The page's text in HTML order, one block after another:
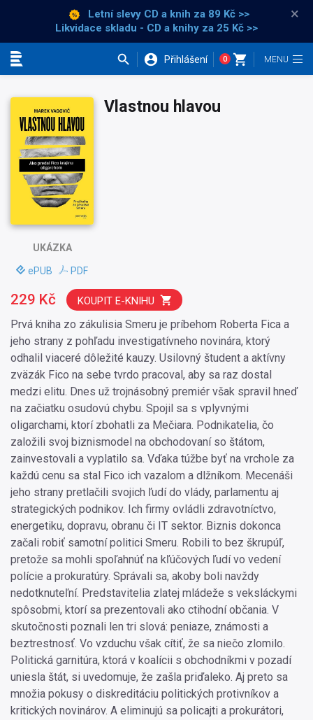
Letní slevy CD a knih za 89 Kč >>
Likvidace skladu - CD a knihy za 25 Kč >>
×
Přihlášení 0
UKÁZKA
ePUB PDF
Vlastnou hlavou
Prvá kniha zo zákulisia Smeru je príbehom Roberta Fica a
jeho strany z pohľadu investigatívneho novinára, ktorý
odhalil viaceré dôležité kauzy. Usilovný študent a aktívny
zväzák Fico na sebe tvrdo pracoval, aby sa raz dostal
medzi elitu. Dnes už trojnásobný premiér však spravil hneď
na začiatku osudovú chybu. Spojil sa s vplyvnými
oligarchami, ktorí zbohatli za Mečiara. Podnikatelia, čo
založili svoj biznismodel na obchodovaní so štátom,
zainvestovali a vyplatilo sa. Vďaka túžbe byť na vrchole za
každú cenu sa stal Fico ich vazalom a dlžníkom. Mecenáši
jeho strany pretlačili svojich ľudí do vlády, parlamentu aj
strategických podnikov. Ich firmy ovládli zdravotníctvo,
energetiku, dopravu, obranu či IT sektor. Biznis dokonca
začali robiť samotní politici Smeru. Robili to bez škrupúľ,
pretože sa mohli spoľahnúť na kľúčových ľudí vo vedení
polície a prokuratúry. Správali sa, akoby boli navždy
nedotknuteľní. Predstavitelia zlatej mládeže s veksláckymi
spôsobmi, ktorí sa prezentovali ako ctihodní občania. V
skutočnosti poznali len tri slová: peniaze, známosti a
beztrestnosť. Vo vzduchu však cítiť, že sa niečo zlomilo.
Politická garnitúra, ktorá v koalícii s obchodníkmi v pozadí
uniesla štát, si uvedomuje, že zašla priďaleko. Aj preto sa
množia pokusy o diskreditáciu politických protivníkov a
kritických novinárov. A eliminujú sa policajti a prokurátori,
229 Kč KOUPIT E-KNIHU